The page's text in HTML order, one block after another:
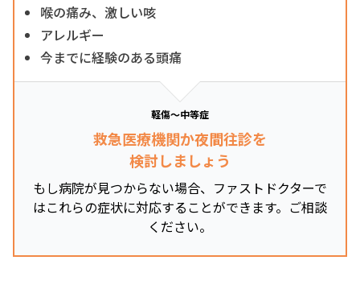
喉の痛み、激しい咳
アレルギー
今までに経験のある頭痛
軽傷～中等症
救急医療機関か夜間往診を
検討しましょう
もし病院が見つからない場合、ファストドクターで
はこれらの症状に対応することができます。ご相談
ください。